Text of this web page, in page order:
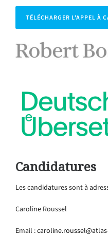
TÉLÉCHARGER L'APPEL À
Candidatures
Les candidatures sont à
Caroline Roussel
Email :